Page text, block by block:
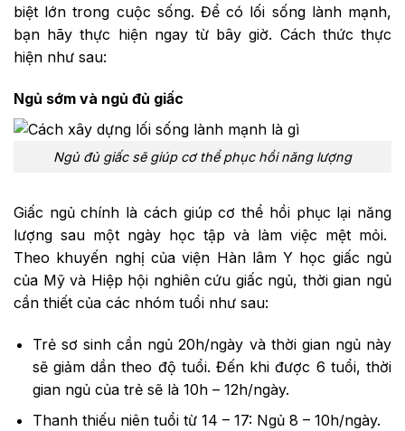
biệt lớn trong cuộc sống. Để có lối sống lành mạnh,
bạn hãy thực hiện ngay từ bây giờ. Cách thức thực
hiện như sau:
Ngủ sớm và ngủ đủ giấc
Ngủ đủ giấc sẽ giúp cơ thể phục hồi năng lượng
Giấc ngủ chính là cách giúp cơ thể hồi phục lại năng
lượng sau một ngày học tập và làm việc mệt mỏi.
Theo khuyến nghị của viện Hàn lâm Y học giấc ngủ
của Mỹ và Hiệp hội nghiên cứu giấc ngủ, thời gian ngủ
cần thiết của các nhóm tuổi như sau:
Trẻ sơ sinh cần ngủ 20h/ngày và thời gian ngủ này
sẽ giảm dần theo độ tuổi. Đến khi được 6 tuổi, thời
gian ngủ của trẻ sẽ là 10h – 12h/ngày.
Thanh thiếu niên tuổi từ 14 – 17: Ngủ 8 – 10h/ngày.